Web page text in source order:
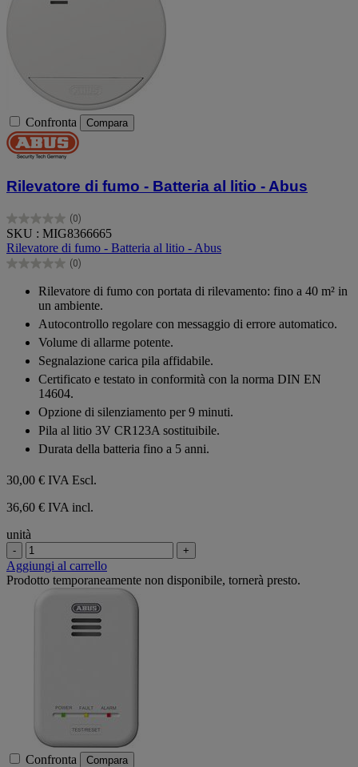
Confronta Compara
Rilevatore di fumo - Batteria al litio - Abus
(0)
0.0
su
5
stelle.
SKU : MIG8366665
Rilevatore di fumo - Batteria al litio - Abus
(0)
0.0
Rilevatore di fumo con portata di rilevamento: fino a 40 m² in
un ambiente.
Autocontrollo regolare con messaggio di errore automatico.
Volume di allarme potente.
Segnalazione carica pila affidabile.
Certificato e testato in conformità con la norma DIN EN
14604.
Opzione di silenziamento per 9 minuti.
Pila al litio 3V CR123A sostituibile.
Durata della batteria fino a 5 anni.
30,00 € IVA Escl.
36,60 € IVA incl.
unità
- +
Aggiungi al carrello
Prodotto temporaneamente non disponibile, tornerà presto.
Confronta Compara